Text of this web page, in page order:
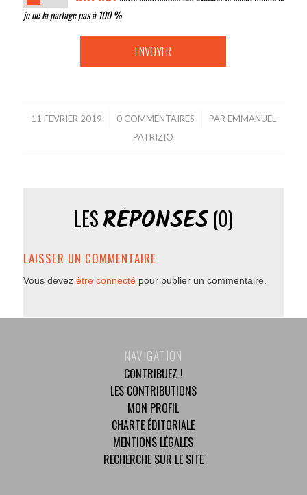
je ne la partage pas à 100 %
11 FÉVRIER 2019
/ 0 COMMENTAIRES
/ PAR EMMANUEL
PATRIZIO
LESRÉPONSES(0)
LAISSER UN COMMENTAIRE
Vous devez être connectépour publier un commentaire.
NAVIGATION
CONTRIBUEZ !
LES CONTRIBUTIONS
MON PROFIL
CHARTE ÉDITORIALE
MENTIONS LÉGALES
RECHERCHE SUR LE SITE